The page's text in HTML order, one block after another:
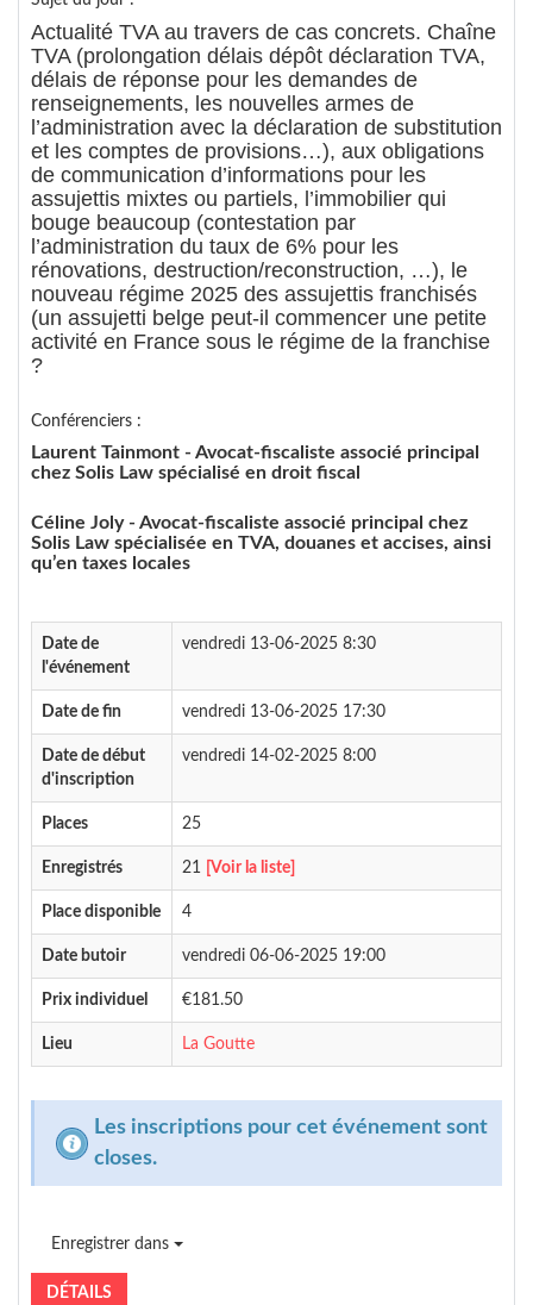
Actualité TVA au travers de cas concrets. Chaîne
TVA (prolongation délais dépôt déclaration TVA,
délais de réponse pour les demandes de
renseignements, les nouvelles armes de
l’administration avec la déclaration de substitution
et les comptes de provisions…), aux obligations
de communication d’informations pour les
assujettis mixtes ou partiels, l’immobilier qui
bouge beaucoup (contestation par
l’administration du taux de 6% pour les
rénovations, destruction/reconstruction, …), le
nouveau régime 2025 des assujettis franchisés
(un assujetti belge peut-il commencer une petite
activité en France sous le régime de la franchise
?
Conférenciers :
Laurent Tainmont - Avocat-fiscaliste associé principal
chez Solis Law spécialisé en droit fiscal
Céline Joly - Avocat-fiscaliste associé principal chez
Solis Law spécialisée en TVA, douanes et accises, ainsi
qu’en taxes locales
Date de
l'événement
vendredi 13-06-2025 8:30
Date de fin vendredi 13-06-2025 17:30
Date de début
d'inscription
vendredi 14-02-2025 8:00
Places 25
Enregistrés 21 [Voir la liste]
Place disponible 4
Date butoir vendredi 06-06-2025 19:00
Prix individuel €181.50
Lieu La Goutte
Les inscriptions pour cet événement sont
closes.
Enregistrer dans
DÉTAILS